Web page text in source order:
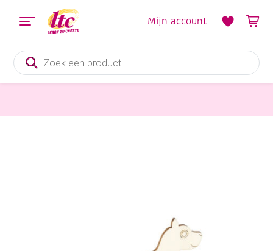
Producten
zoeken
Mijn account